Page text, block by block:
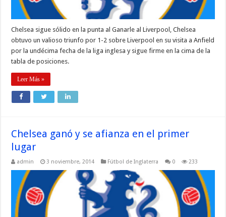
Chelsea sigue sólido en la punta al Ganarle al Liverpool, Chelsea
obtuvo un valioso triunfo por 1-2 sobre Liverpool en su visita a Anfield
por la undécima fecha de la liga inglesa y sigue firme en la cima de la
tabla de posiciones.
Leer Más »
Chelsea ganó y se afianza en el primer
lugar
admin 3 noviembre, 2014 Fútbol de Inglaterra 0 233